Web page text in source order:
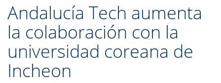
Andalucía Tech aumenta
la colaboración con la
universidad coreana de
Incheon